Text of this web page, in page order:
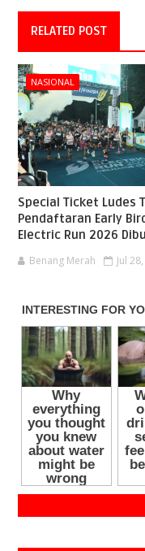
RELATED POST
NASIONAL
Special Ticket Ludes
Pendaftaran Early
Electric Run 2026
Benang Merah Jul